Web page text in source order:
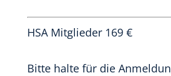
HSA Mitglieder 169 €
Bitte halte für die